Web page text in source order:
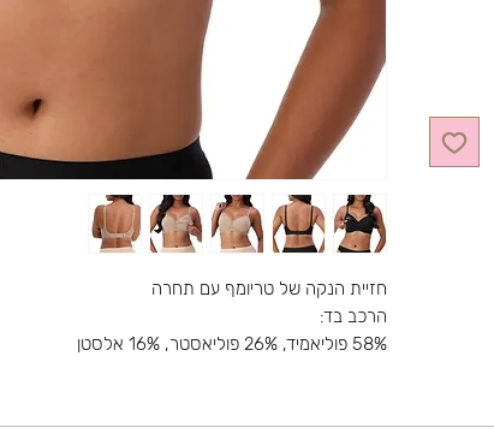
חזיית הנקה של טריומף עם תחרה
הרכב בד:
58% פוליאמיד, 26% פוליאסטר, 16% אלסטן